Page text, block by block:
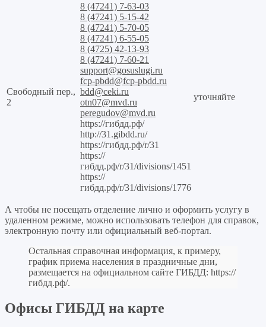
Свободный пер.,
2
8 (47241) 7-63-03
8 (47241) 5-15-42
8 (47241) 5-70-05
8 (47241) 6-55-05
8 (4725) 42-13-93
8 (47241) 7-60-21
support@gosuslugi.ru
fcp-pbdd@fcp-pbdd.ru
bdd@ceki.ru
otn07@mvd.ru
peregudov@mvd.ru
https://гибдд.рф/
http://31.gibdd.ru/
https://гибдд.рф/r/31
https://
гибдд.рф/r/31/divisions/1451
https://
гибдд.рф/r/31/divisions/1776
уточняйте
А чтобы не посещать отделение лично и оформить услугу в
удаленном режиме, можно использовать телефон для справок,
электронную почту или официальный веб-портал.
Остальная справочная информация, к примеру,
график приема населения в праздничные дни,
размещается на официальном сайте ГИБДД: https://
гибдд.рф/.
Офисы ГИБДД на карте